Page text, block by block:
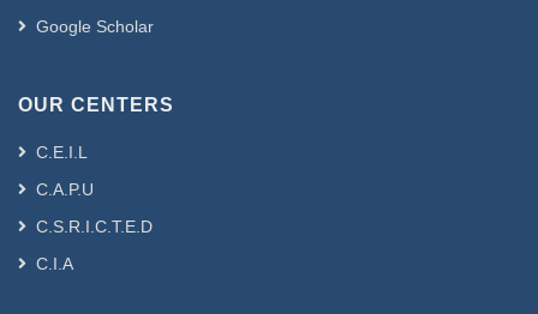
Google Scholar
OUR CENTERS
C.E.I.L
C.A.P.U
C.S.R.I.C.T.E.D
C.I.A